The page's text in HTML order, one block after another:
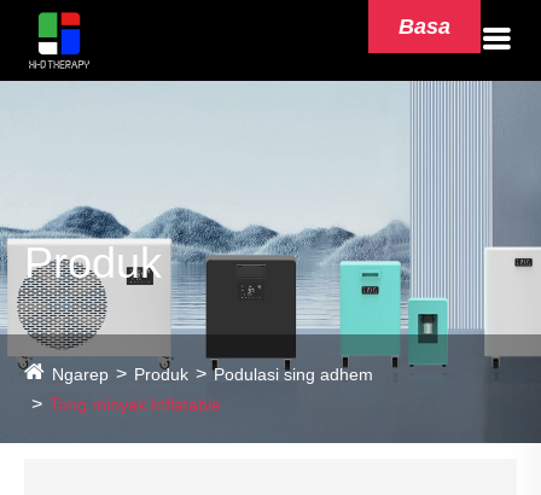
Basa
Produk
Ngarep Produk
Podulasi sing adhem
Tong minyak Inflatable